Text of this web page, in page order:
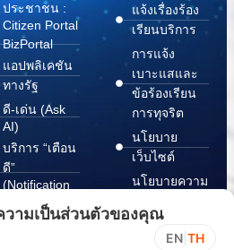
ประชาชน :
Citizen Portal
BizPortal
แอปพลิเคชัน
ทางรัฐ
ดี-เด่น (Ask
AI)
บริการ “เตือน
ดี”
(Notification
บริการ
แจ้งเรื่องร้อง
เรียนบริการ
การแจ้ง
เบาะแสและ
ข้อร้องเรียน
การทุจริต
นโยบาย
เว็บไซต์
นโยบายความ
ปลอดภัย
สารสนเทศ
วามเป็นส่วนตัวของคุณ
EN TH